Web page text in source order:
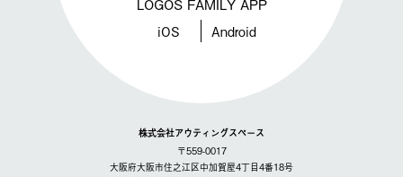
iOS Android
株式会社アウティングスペース
〒559-0017
大阪府大阪市住之江区中加賀屋4丁目4番18号